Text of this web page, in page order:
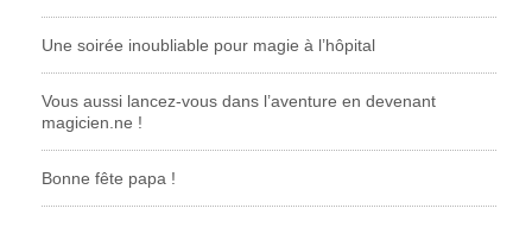
Une soirée inoubliable pour magie à l’hôpital
Vous aussi lancez-vous dans l’aventure en devenant
magicien.ne !
Bonne fête papa !